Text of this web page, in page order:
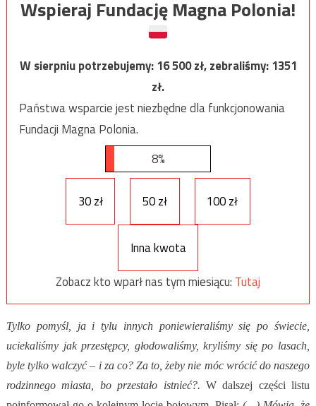
Wspieraj Fundację Magna Polonia!
W sierpniu potrzebujemy:16 500zł, zebraliśmy:1351
zł.
Państwa wsparcie jest niezbędne dla funkcjonowania
Fundacji Magna Polonia.
8%
30 zł 50 zł 100 zł
Inna kwota
Zobacz kto wparł nas tym miesiącu: Tutaj
Tylko pomyśl, ja i tylu innych poniewieraliśmy się po świecie,
uciekaliśmy jak przestępcy, głodowaliśmy, kryliśmy się po lasach,
byle tylko walczyć – i za co? Za to, żeby nie móc wrócić do naszego
rodzinnego miasta, bo przestało istnieć?. W dalszej części listu